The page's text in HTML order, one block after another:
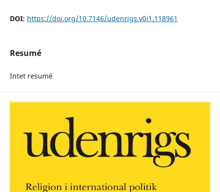
DOI: https://doi.org/10.7146/udenrigs.v0i1.118961
Resumé
Intet resumé